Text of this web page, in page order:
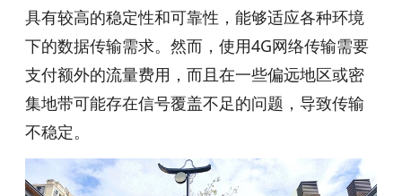
具有较高的稳定性和可靠性，能够适应各种环境
下的数据传输需求。然而，使用4G网络传输需要
支付额外的流量费用，而且在一些偏远地区或密
集地带可能存在信号覆盖不足的问题，导致传输
不稳定。